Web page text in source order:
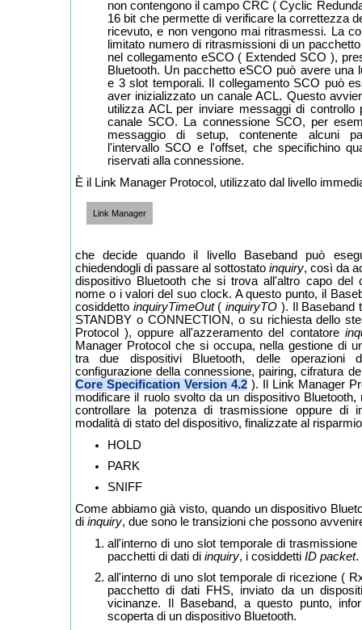
non contengono il campo CRC ( Cyclic
16 bit che permette di verificare la correttezza
ricevuto, e non vengono mai ritrasmessi. La
limitato numero di ritrasmissioni di un
nel collegamento eSCO ( Extended SCO ),
Bluetooth. Un pacchetto eSCO può avere una
e 3 slot temporali. Il collegamento SCO può
aver inizializzato un canale ACL. Questo
utilizza ACL per inviare messaggi di
canale SCO. La connessione SCO, per
messaggio di setup, contenente alcuni
l'intervallo SCO e l'offset, che specifichino
riservati alla connessione.
È il Link Manager Protocol, utilizzato dal livello
Link Manager
che decide quando il livello Baseband può
chiedendogli di passare al sottostato inquiry, così da
dispositivo Bluetooth che si trova all'altro capo del
nome o i valori del suo clock. A questo punto, il
cosiddetto inquiryTimeOut(inquiryTO ). Il Baseband
STANDBY o CONNECTION, o su richiesta dello
Protocol ), oppure all'azzeramento del contatore
Manager Protocol che si occupa, nella gestione di
tra due dispositivi Bluetooth, delle operazioni
configurazione della connessione, pairing, cifratura
Core Specification Version 4.2 ). Il Link Manager
modificare il ruolo svolto da un dispositivo
controllare la potenza di trasmissione oppure di
modalità di stato del dispositivo, finalizzate al
HOLD
PARK
SNIFF
Come abbiamo già visto, quando un dispositivo
di inquiry, due sono le transizioni che possono
all'interno di uno slot temporale di
pacchetti di dati di inquiry, i cosiddetti ID packet.
all'interno di uno slot temporale di ricezione (
pacchetto di dati FHS, inviato da un
vicinanze. Il Baseband, a questo punto,
scoperta di un dispositivo Bluetooth.